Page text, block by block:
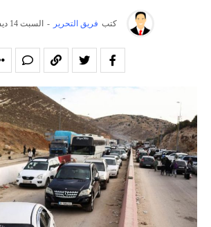
كتب فريق التحرير - السبت 14 ديسمبر 6:27 م